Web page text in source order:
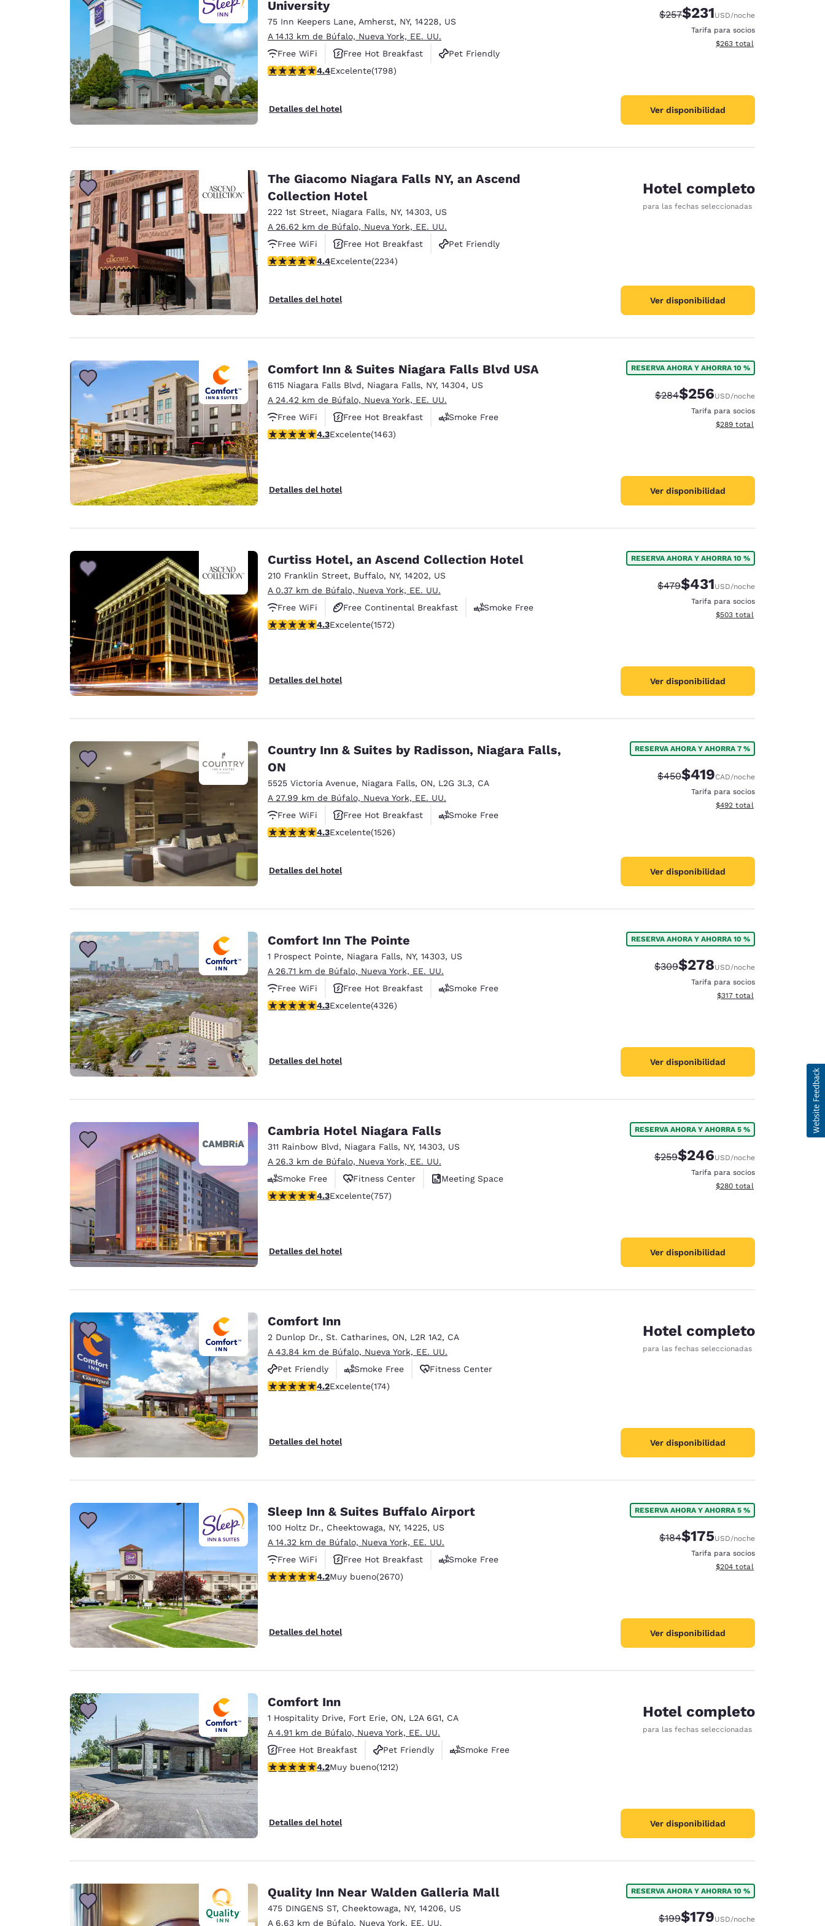
Europa
Deutschland
English
Spain
English
United Kingdom
English
Asia-Pacífico
Australia
English English
University
75 Inn Keepers Lane, Amherst, NY, 14228, US
A 14.13 km de Búfalo, Nueva York, EE. UU.
Free WiFi
Free Hot Breakfast
Pet Friendly
calificación de 4.38 estrellas. Excelente. 1798 reseñas
4.4Excelente(1798)
Detalles del hotel
Precio tachado:
$257Precio con descuento:
$231USD/noche
Tarifa para socios
Ver detalles del total
$263 total
Ver disponibilidad
The Giacomo Niagara Falls NY, an Ascend
Collection Hotel
222 1st Street, Niagara Falls, NY, 14303, US
A 26.62 km de Búfalo, Nueva York, EE. UU.
Free WiFi
Free Hot Breakfast
Pet Friendly
calificación de 4.37 estrellas. Excelente. 2234 reseñas
4.4Excelente(2234)
Detalles del hotel
Hotel completo
para las fechas seleccionadas
Ver disponibilidad
Comfort Inn & Suites Niagara Falls Blvd USA
6115 Niagara Falls Blvd, Niagara Falls, NY, 14304, US
A 24.42 km de Búfalo, Nueva York, EE. UU.
Free WiFi
Free Hot Breakfast
Smoke Free
calificación de 4.35 estrellas. Excelente. 1463 reseñas
4.3Excelente(1463)
Detalles del hotel
RESERVA AHORA Y AHORRA 10 %
Precio tachado:
$284Precio con descuento:
$256USD/noche
Tarifa para socios
Ver detalles del total
$289 total
Ver disponibilidad
Curtiss Hotel, an Ascend Collection Hotel
210 Franklin Street, Buffalo, NY, 14202, US
A 0.37 km de Búfalo, Nueva York, EE. UU.
Free WiFi
Free Continental Breakfast
Smoke Free
calificación de 4.32 estrellas. Excelente. 1572 reseñas
4.3Excelente(1572)
Detalles del hotel
RESERVA AHORA Y AHORRA 10 %
Precio tachado:
$479Precio con descuento:
$431USD/noche
Tarifa para socios
Ver detalles del total
$503 total
Ver disponibilidad
Country Inn & Suites by Radisson, Niagara Falls,
ON
5525 Victoria Avenue, Niagara Falls, ON, L2G 3L3, CA
A 27.99 km de Búfalo, Nueva York, EE. UU.
Free WiFi
Free Hot Breakfast
Smoke Free
calificación de 4.32 estrellas. Excelente. 1526 reseñas
4.3Excelente(1526)
Detalles del hotel
RESERVA AHORA Y AHORRA 7 %
Precio tachado:
$450Precio con descuento:
$419CAD/noche
Tarifa para socios
Ver detalles del total
$492 total
Ver disponibilidad
Comfort Inn The Pointe
1 Prospect Pointe, Niagara Falls, NY, 14303, US
A 26.71 km de Búfalo, Nueva York, EE. UU.
Free WiFi
Free Hot Breakfast
Smoke Free
calificación de 4.3 estrellas. Excelente. 4326 reseñas
4.3Excelente(4326)
Detalles del hotel
RESERVA AHORA Y AHORRA 10 %
Precio tachado:
$309Precio con descuento:
$278USD/noche
Tarifa para socios
Ver detalles del total
$317 total
Ver disponibilidad
Cambria Hotel Niagara Falls
311 Rainbow Blvd, Niagara Falls, NY, 14303, US
A 26.3 km de Búfalo, Nueva York, EE. UU.
Smoke Free
Fitness Center
Meeting Space
calificación de 4.26 estrellas. Excelente. 757 reseñas
4.3Excelente(757)
Detalles del hotel
RESERVA AHORA Y AHORRA 5 %
Precio tachado:
$259Precio con descuento:
$246USD/noche
Tarifa para socios
Ver detalles del total
$280 total
Ver disponibilidad
Comfort Inn
2 Dunlop Dr., St. Catharines, ON, L2R 1A2, CA
A 43.84 km de Búfalo, Nueva York, EE. UU.
Pet Friendly
Smoke Free
Fitness Center
calificación de 4.22 estrellas. Excelente. 174 reseñas
4.2Excelente(174)
Detalles del hotel
Hotel completo
para las fechas seleccionadas
Ver disponibilidad
Sleep Inn & Suites Buffalo Airport
100 Holtz Dr., Cheektowaga, NY, 14225, US
A 14.32 km de Búfalo, Nueva York, EE. UU.
Free WiFi
Free Hot Breakfast
Smoke Free
calificación de 4.19 estrellas. Muy bueno. 2670 reseñas
4.2Muy bueno(2670)
Detalles del hotel
RESERVA AHORA Y AHORRA 5 %
Precio tachado:
$184Precio con descuento:
$175USD/noche
Tarifa para socios
Ver detalles del total
$204 total
Ver disponibilidad
Comfort Inn
1 Hospitality Drive, Fort Erie, ON, L2A 6G1, CA
A 4.91 km de Búfalo, Nueva York, EE. UU.
Free Hot Breakfast
Pet Friendly
Smoke Free
calificación de 4.16 estrellas. Muy bueno. 1212 reseñas
4.2Muy bueno(1212)
Detalles del hotel
Hotel completo
para las fechas seleccionadas
Ver disponibilidad
Quality Inn Near Walden Galleria Mall
475 DINGENS ST, Cheektowaga, NY, 14206, US
A 6.63 km de Búfalo, Nueva York, EE. UU.
RESERVA AHORA Y AHORRA 10 %
Precio tachado:
$199Precio con descuento:
$179USD/noche